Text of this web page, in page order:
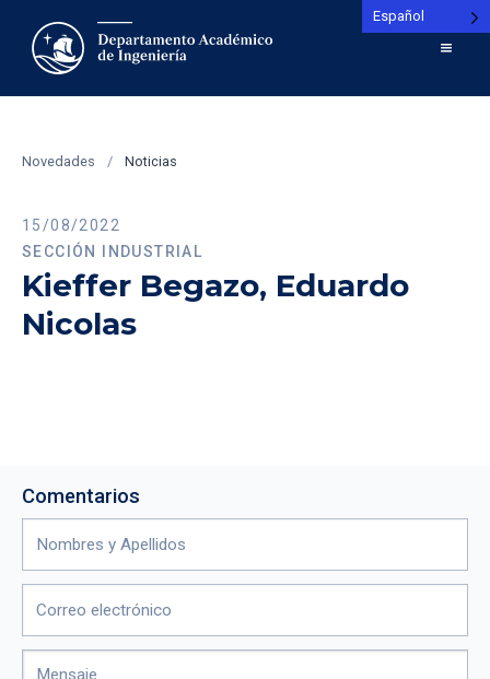
Novedades / Noticias
15/08/2022
SECCIÓN INDUSTRIAL
Kieffer Begazo, Eduardo
Nicolas
Comentarios
Español